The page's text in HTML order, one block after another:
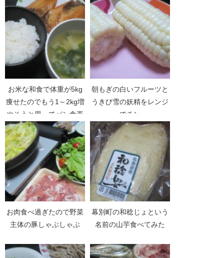
お米な和食で体重が5kg
痩せたのでもう1～2kg増
やそうと思ってパン食再
開
朝もぎの白いフルーツと
うきび雪の妖精をレンジ
でチン
お肉食べ過ぎたので野菜
主体の豚しゃぶしゃぶ
幕別町の和稔じょという
名前の山芋食べてみた